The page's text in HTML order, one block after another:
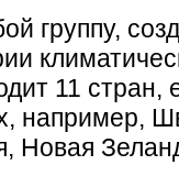
группу,
11 стран,
например,
Новая